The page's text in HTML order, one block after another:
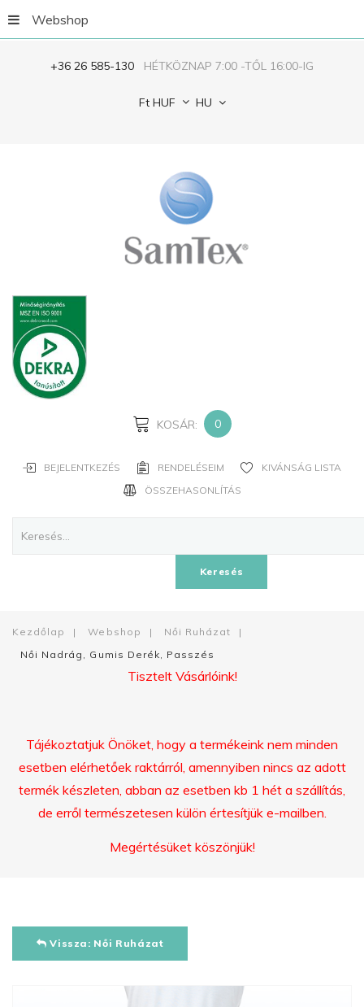
+36 26 585-130 HÉTKÖZNAP 7:00 -TŐL 16:00-IG
Ft HUF HU
KOSÁR: 0
BEJELENTKEZÉS RENDELÉSEIM
KIVÁNSÁG LISTA
ÖSSZEHASONLÍTÁS
Keresés
Webshop
Kezdőlap | Webshop | Női Ruházat
|
Női Nadrág, Gumis Derék, Passzés
Tisztelt Vásárlóink!
Tájékoztatjuk Önöket, hogy a termékeink nem minden
esetben elérhetőek raktárról, amennyiben nincs az adott
termék készleten, abban az esetben kb 1 hét a szállítás,
de erről természetesen külön értesítjük e-mailben.
Megértésüket köszönjük!
Vissza: Női Ruházat
Jegyezze
meg
A
FIÓK
Google